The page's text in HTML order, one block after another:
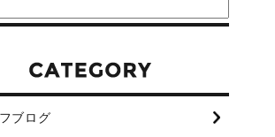
ブログ